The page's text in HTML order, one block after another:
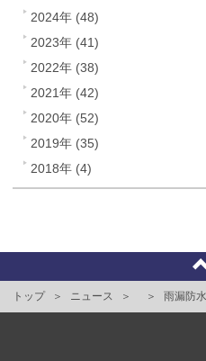
2024年 (48)
2023年 (41)
2022年 (38)
2021年 (42)
2020年 (52)
2019年 (35)
2018年 (4)
トップ ニュース 雨漏防